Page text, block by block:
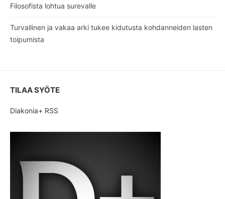
Filosofista lohtua surevalle
Turvallinen ja vakaa arki tukee kidutusta kohdanneiden lasten
toipumista
TILAA SYÖTE
Diakonia+ RSS